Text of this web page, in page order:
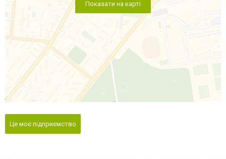
Показати на карті
Це моє підприємство